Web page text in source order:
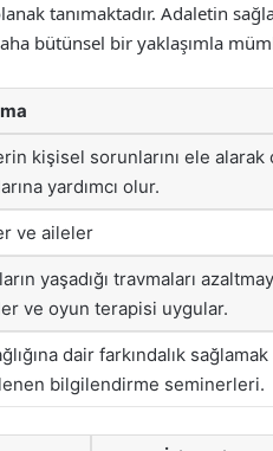
tanımaktadır. Adaletin
bütünsel bir yaklaşımla
kişisel sorunlarını ele alarak
yardımcı olur.
ve aileler
yaşadığı travmaları
ve oyun terapisi uygular.
dair farkındalık sağlamak
bilgilendirme seminerleri.